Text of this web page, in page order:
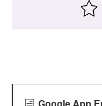
Google App